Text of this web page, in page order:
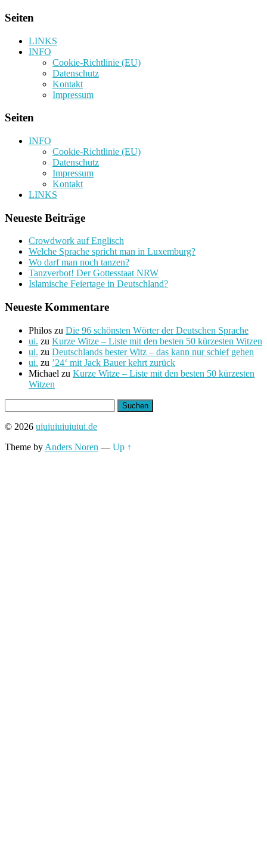
Seiten
LINKS
INFO
Cookie-Richtlinie (EU)
Datenschutz
Kontakt
Impressum
Seiten
INFO
Cookie-Richtlinie (EU)
Datenschutz
Impressum
Kontakt
LINKS
Neueste Beiträge
Crowdwork auf Englisch
Welche Sprache spricht man in Luxemburg?
Wo darf man noch tanzen?
Tanzverbot! Der Gottesstaat NRW
Islamische Feiertage in Deutschland?
Neueste Kommentare
Philos zu Die 96 schönsten Wörter der Deutschen Sprache
ui. zu Kurze Witze – Liste mit den besten 50 kürzesten Witzen
ui. zu Deutschlands bester Witz – das kann nur schief gehen
ui. zu ’24‘ mit Jack Bauer kehrt zurück
Michael zu Kurze Witze – Liste mit den besten 50 kürzesten
Witzen
nach:
© 2026 uiuiuiuiuiuiui.de
Theme by Anders Noren — Up ↑